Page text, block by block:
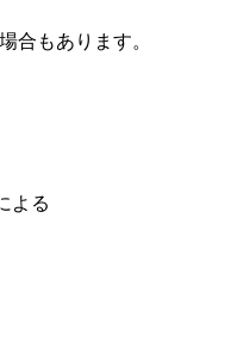
もあります。
よる